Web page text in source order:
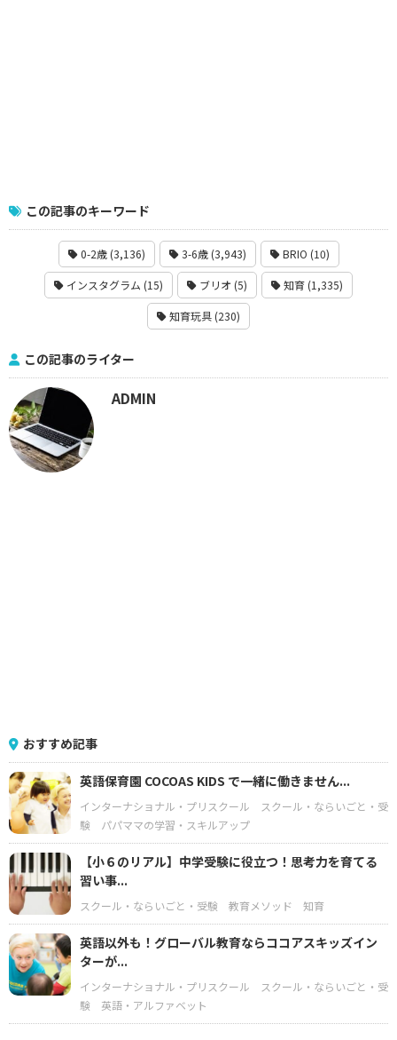
この記事のキーワード
0-2歳 (3,136) 3-6歳 (3,943) BRIO (10)
インスタグラム (15) ブリオ (5) 知育 (1,335)
知育玩具 (230)
この記事のライター
ADMIN
おすすめ記事
英語保育園 COCOAS KIDS で一緒に働きません...
インターナショナル・プリスクール
スクール・ならいごと・受
験
パパママの学習・スキルアップ
【小６のリアル】中学受験に役立つ！思考力を育てる
習い事...
スクール・ならいごと・受験 教育メソッド 知育
英語以外も！グローバル教育ならココアスキッズイン
ターが...
インターナショナル・プリスクール
スクール・ならいごと・受
験
英語・アルファベット